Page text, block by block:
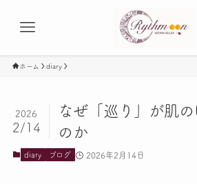
ホーム diary
なぜ「巡り」が肌
のか
2026
2/14
diary ブログ 2026年2月14日